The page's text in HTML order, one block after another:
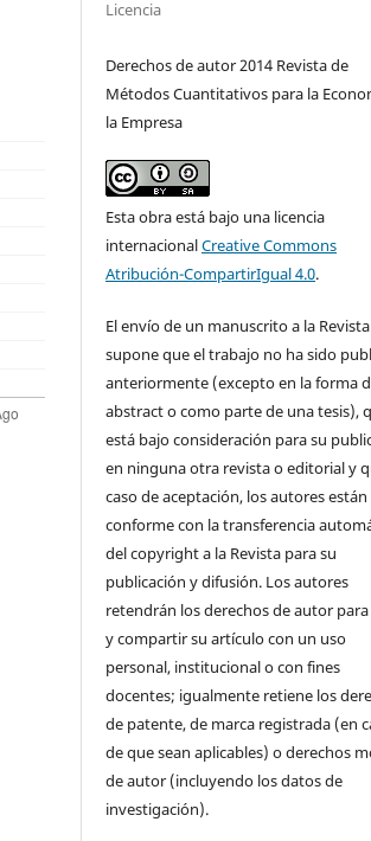
Licencia
Derechos de autor 2014 Revista de
Métodos Cuantitativos para la
la Empresa
Esta obra está bajo una licencia
internacionalCreative Commons
Atribución-CompartirIgual 4.0.
El envío de un manuscrito a la Revista
supone que el trabajo no ha sido
anteriormente (excepto en la forma
abstract o como parte de una tesis),
está bajo consideración para su
en ninguna otra revista o editorial y
caso de aceptación, los autores están
conforme con la transferencia
del copyright a la Revista para su
publicación y difusión. Los autores
retendrán los derechos de autor
y compartir su artículo con un uso
personal, institucional o con fines
docentes; igualmente retiene los
de patente, de marca registrada (en
de que sean aplicables) o derechos
de autor (incluyendo los datos de
investigación).